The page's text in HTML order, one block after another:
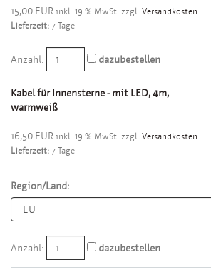
15,00 EUR inkl. 19 % MwSt. zzgl. Versandkosten
Lieferzeit: 7 Tage
Anzahl: dazubestellen
Kabel für Innensterne - mit LED, 4m,
warmweiß
16,50 EUR inkl. 19 % MwSt. zzgl. Versandkosten
Lieferzeit: 7 Tage
Region/Land:
Anzahl: dazubestellen